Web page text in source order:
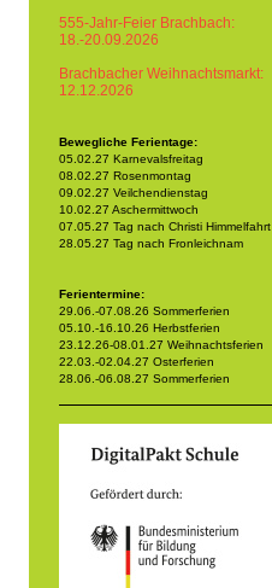
555-Jahr-Feier Brachbach:
18.-20.09.2026
Brachbacher Weihnachtsmarkt:
12.12.2026
Bewegliche Ferientage:
05.02.27 Karnevalsfreitag
08.02.27 Rosenmontag
09.02.27 Veilchendienstag
10.02.27 Aschermittwoch
07.05.27 Tag nach Christi Himmelfahrt
28.05.27 Tag nach Fronleichnam
Ferientermine:
29.06.-07.08.26 Sommerferien
05.10.-16.10.26 Herbstferien
23.12.26-08.01.27 Weihnachtsferien
22.03.-02.04.27 Osterferien
28.06.-06.08.27 Sommerferien